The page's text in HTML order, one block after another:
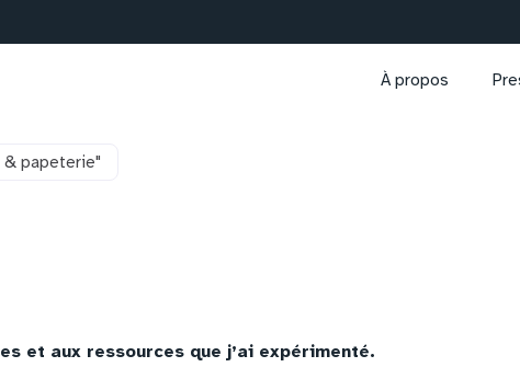
À propos
& papeterie"
et aux ressources que j’ai expérimenté.